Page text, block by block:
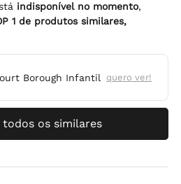
indisponível no momento,
1 de produtos similares,
Borough Infantil quero ver!
os similares